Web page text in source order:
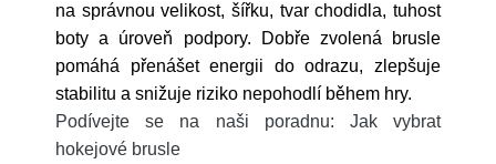
na správnou velikost, šířku, tvar chodidla, tuhost
boty a úroveň podpory. Dobře zvolená brusle
pomáhá přenášet energii do odrazu, zlepšuje
stabilitu a snižuje riziko nepohodlí během hry.
Podívejte se na naši poradnu: Jak vybrat
hokejové brusle